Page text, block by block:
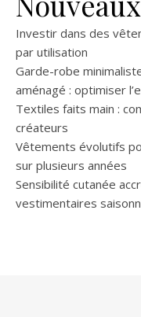
Investir dans des
par utilisation
Garde-robe
aménagé : optimiser
Textiles faits main :
créateurs
Vêtements évolutifs
sur plusieurs années
Sensibilité cutanée
vestimentaires